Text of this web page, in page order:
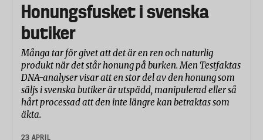
Honungsfusket i svenska
butiker
Många tar för givet att det är en ren och naturlig
produkt när det står honung på burken. Men Testfaktas
DNA-analyser visar att en stor del av den honung som
säljs i svenska butiker är utspädd, manipulerad eller så
hårt processad att den inte längre kan betraktas som
äkta.
23 APRIL